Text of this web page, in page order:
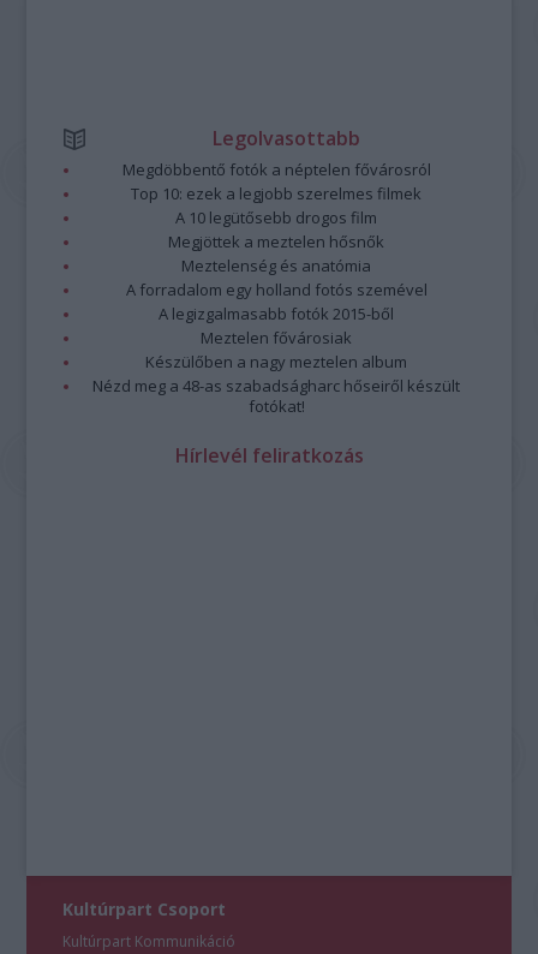
Legolvasottabb
Megdöbbentő fotók a néptelen fővárosról
Top 10: ezek a legjobb szerelmes filmek
A 10 legütősebb drogos film
Megjöttek a meztelen hősnők
Meztelenség és anatómia
A forradalom egy holland fotós szemével
A legizgalmasabb fotók 2015-ből
Meztelen fővárosiak
Készülőben a nagy meztelen album
Nézd meg a 48-as szabadságharc hőseiről készült
fotókat!
Hírlevél feliratkozás
Kultúrpart Csoport
Kultúrpart Kommunikáció